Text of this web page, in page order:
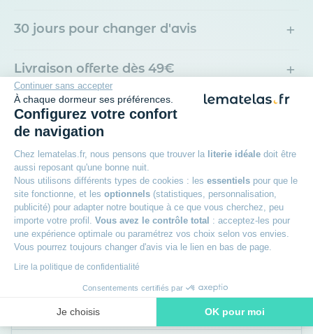
Continuer sans accepter
À chaque dormeur ses préférences.
Configurez votre confort
de navigation
Chez lematelas.fr, nous pensons que trouver la literie idéale doit être
aussi reposant qu'une bonne nuit.
Nous utilisons différents types de cookies : les essentiels pour que le
site fonctionne, et les optionnels (statistiques, personnalisation,
publicité) pour adapter notre boutique à ce que vous cherchez, peu
importe votre profil. Vous avez le contrôle total : acceptez-les pour
une expérience optimale ou paramétrez vos choix selon vos envies.
Vous pourrez toujours changer d'avis via le lien en bas de page.
Lire la politique de confidentialité
Consentements certifiés par
Je choisis OK pour moi
30 jours pour changer d'avis +
Livraison offerte dès 49€ +
Livraison à domicile ou en point relais +
Des experts à votre écoute +
Avis des clients
Lot de 2 taies d'oreiller coton Terre de Nuit
5,00/5
Posté le 04/01/2019